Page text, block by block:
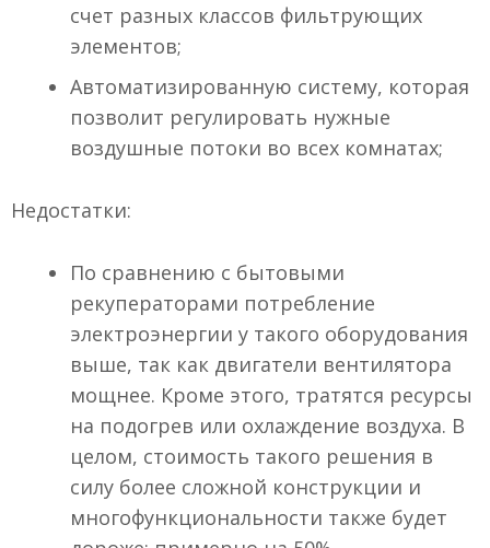
счет разных классов фильтрующих
элементов;
Автоматизированную систему, которая
позволит регулировать нужные
воздушные потоки во всех комнатах;
Недостатки:
По сравнению с бытовыми
рекуператорами потребление
электроэнергии у такого оборудования
выше, так как двигатели вентилятора
мощнее. Кроме этого, тратятся ресурсы
на подогрев или охлаждение воздуха. В
целом, стоимость такого решения в
силу более сложной конструкции и
многофункциональности также будет